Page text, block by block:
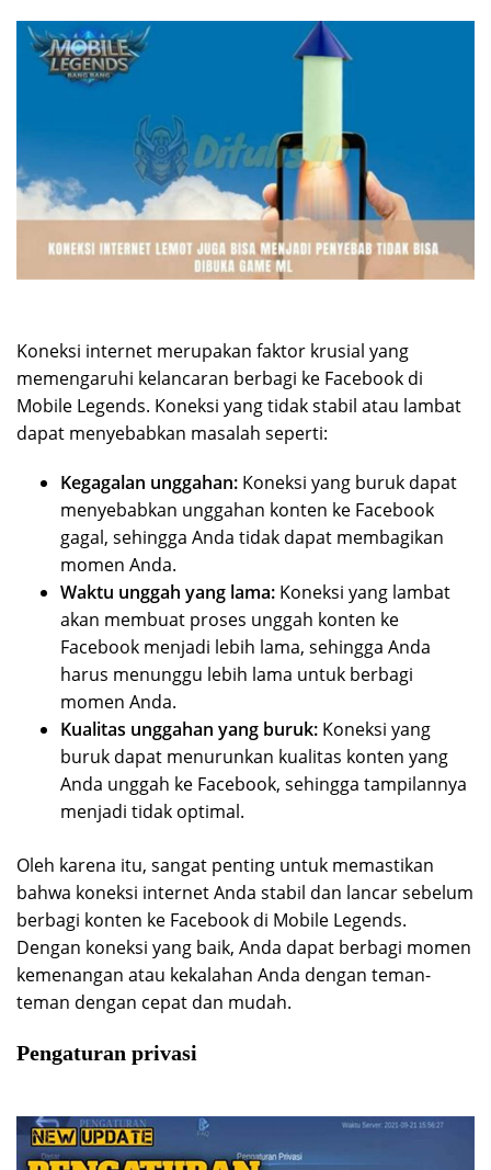
Koneksi internet merupakan faktor krusial yang
memengaruhi kelancaran berbagi ke Facebook di
Mobile Legends. Koneksi yang tidak stabil atau lambat
dapat menyebabkan masalah seperti:
Kegagalan unggahan: Koneksi yang buruk dapat
menyebabkan unggahan konten ke Facebook
gagal, sehingga Anda tidak dapat membagikan
momen Anda.
Waktu unggah yang lama: Koneksi yang lambat
akan membuat proses unggah konten ke
Facebook menjadi lebih lama, sehingga Anda
harus menunggu lebih lama untuk berbagi
momen Anda.
Kualitas unggahan yang buruk: Koneksi yang
buruk dapat menurunkan kualitas konten yang
Anda unggah ke Facebook, sehingga tampilannya
menjadi tidak optimal.
Oleh karena itu, sangat penting untuk memastikan
bahwa koneksi internet Anda stabil dan lancar sebelum
berbagi konten ke Facebook di Mobile Legends.
Dengan koneksi yang baik, Anda dapat berbagi momen
kemenangan atau kekalahan Anda dengan teman-
teman dengan cepat dan mudah.
Pengaturan privasi